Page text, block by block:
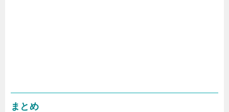
まとめ